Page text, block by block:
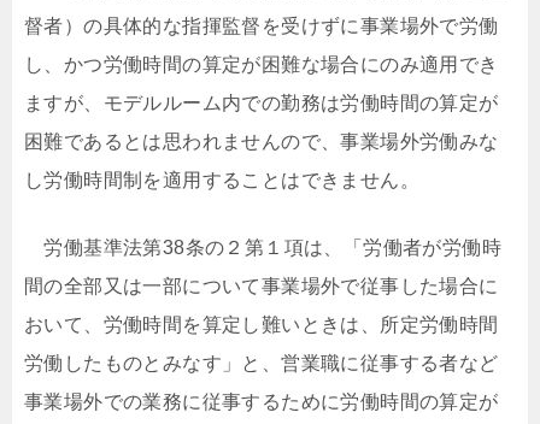
督者）の具体的な指揮監督を受けずに事業場外で労働
し、かつ労働時間の算定が困難な場合にのみ適用でき
ますが、モデルルーム内での勤務は労働時間の算定が
困難であるとは思われませんので、事業場外労働みな
し労働時間制を適用することはできません。
労働基準法第38条の２第１項は、「労働者が労働時
間の全部又は一部について事業場外で従事した場合に
おいて、労働時間を算定し難いときは、所定労働時間
労働したものとみなす」と、営業職に従事する者など
事業場外での業務に従事するために労働時間の算定が